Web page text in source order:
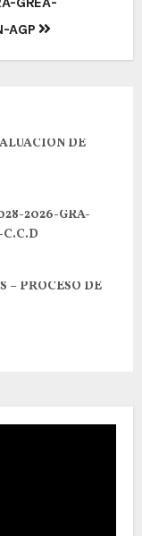
AGP
DE
2026-GRA-
C.C.D
– PROCESO DE